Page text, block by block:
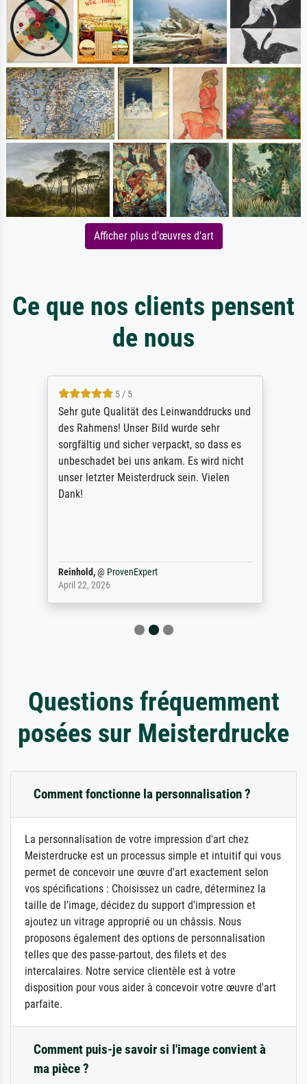
Afficher plus d'œuvres d'art
Ce que nos clients pensent
de nous
5 / 5
Sehr gute Qualität des Leinwanddrucks und
des Rahmens! Unser Bild wurde sehr
sorgfältig und sicher verpackt, so dass es
unbeschadet bei uns ankam. Es wird nicht
unser letzter Meisterdruck sein. Vielen
Dank!
Reinhold,@ ProvenExpert
April 22, 2026
Questions fréquemment
posées sur Meisterdrucke
Comment fonctionne la personnalisation ?
La personnalisation de votre impression d'art chez
Meisterdrucke est un processus simple et intuitif qui vous
permet de concevoir une œuvre d'art exactement selon
vos spécifications : Choisissez un cadre, déterminez la
taille de l'image, décidez du support d'impression et
ajoutez un vitrage approprié ou un châssis. Nous
proposons également des options de personnalisation
telles que des passe-partout, des filets et des
intercalaires. Notre service clientèle est à votre
disposition pour vous aider à concevoir votre œuvre d'art
parfaite.
Comment puis-je savoir si l'image convient à
ma pièce ?